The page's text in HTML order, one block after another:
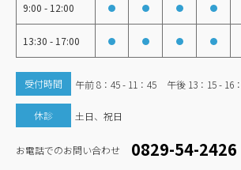
9:00 - 12:00
13:30 - 17:00
受付時間 午前 8：45 - 11：45 午後 13：15 - 16
休診 土日、祝日
お電話でのお問い合わせ 0829-54-2426